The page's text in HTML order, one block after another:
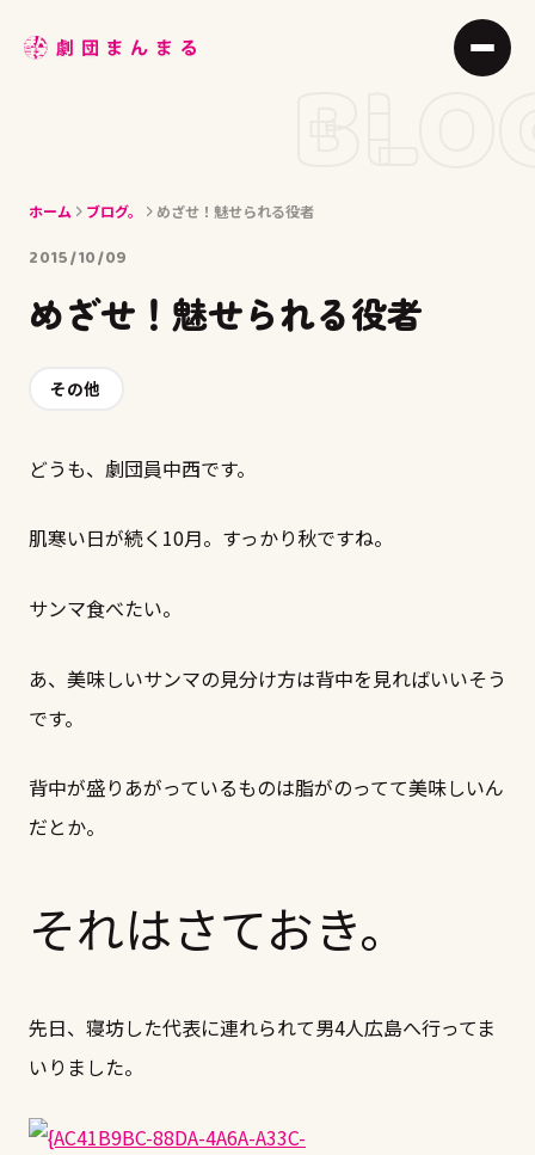
ABOUT
BLOG
ACCESS
ホーム ブログ。 めざせ！魅せられる役者
2015/10/09
めざせ！魅せられる役者
その他
どうも、劇団員中西です。
肌寒い日が続く10月。すっかり秋ですね。
サンマ食べたい。
あ、美味しいサンマの見分け方は背中を見ればいいそう
です。
背中が盛りあがっているものは脂がのってて美味しいん
だとか。
それはさておき。
先日、寝坊した代表に連れられて男4人広島へ行ってま
いりました。